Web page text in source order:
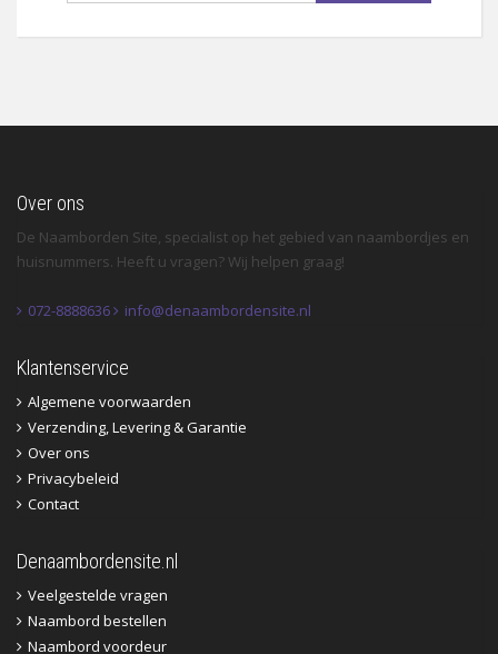
Over ons
De Naamborden Site, specialist op het gebied van naambordjes en
huisnummers. Heeft u vragen? Wij helpen graag!
072-8888636 info@denaambordensite.nl
Klantenservice
Algemene voorwaarden
Verzending, Levering & Garantie
Over ons
Privacybeleid
Contact
Denaambordensite.nl
Veelgestelde vragen
Naambord bestellen
Naambord voordeur